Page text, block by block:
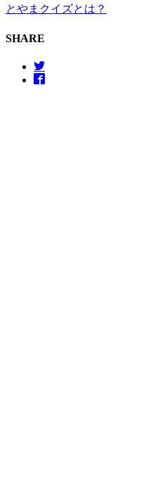
とやまクイズとは？
SHARE